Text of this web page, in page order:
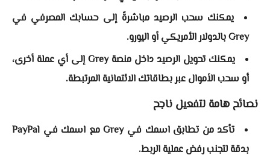
يمكنك سحب الرصيد مباشرةً إلى حسابك المصرفي في
Grey بالدولار الأمريكي أو اليورو.
يمكنك تحويل الرصيد داخل منصة Grey إلى أي عملة أخرى،
أو سحب الأموال عبر بطاقاتك الائتمانية المرتبطة.
نصائح هامة لتفعيل ناجح
تأكد من تطابق اسمك في Grey مع اسمك في PayPal
بدقة لتجنب رفض عملية الربط.